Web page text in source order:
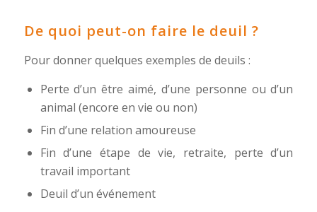
De quoi peut-on faire le deuil ?
Pour donner quelques exemples de deuils :
Perte d’un être aimé, d’une personne ou d’un
animal (encore en vie ou non)
Fin d’une relation amoureuse
Fin d’une étape de vie, retraite, perte d’un
travail important
Deuil d’un événement